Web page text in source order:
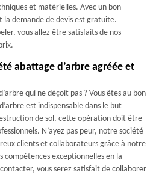
et matérielles. Avec un bon
demande de devis est gratuite.
vous allez être satisfaits de nos
abattage d’arbre agréée et
qui ne déçoit pas ? Vous êtes au bon
est indispensable dans le but
de sol, cette opération doit être
N’ayez pas peur, notre société
clients et collaborateurs grâce à notre
compétences exceptionnelles en la
vous serez satisfait de collaborer